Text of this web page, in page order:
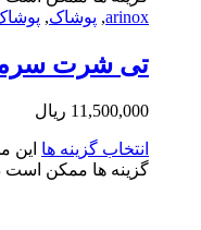
پوشاک,پوشاک زنانه,
شرت سرمه ای
ریال
گزینه ها این محصول
ها ممکن است در